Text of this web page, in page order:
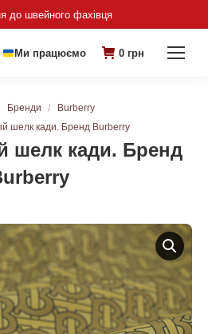
до швейного фахівця
Ми працюємо 0 грн
шелк кади. Бренд
Бренди
Burberry
шелк кади. Бренд Burberry